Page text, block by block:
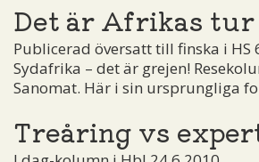
Det är Afrikas tur
Publicerad översatt till finska i HS
Sydafrika – det är grejen!
Sanomat. Här i sin ursprungliga
Treåring vs